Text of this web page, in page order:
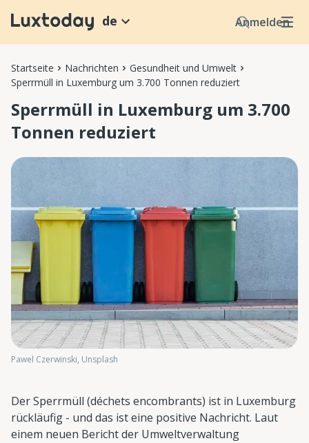
Anmelden
de
Startseite Nachrichten
Gesundheit und Umwelt
Sperrmüll in Luxemburg um 3.700 Tonnen reduziert
Sperrmüll in Luxemburg um 3.700
Tonnen reduziert
Pawel Czerwinski, Unsplash
Der Sperrmüll (déchets encombrants) ist in Luxemburg
rückläufig - und das ist eine positive Nachricht. Laut
einem neuen Bericht der Umweltverwaltung